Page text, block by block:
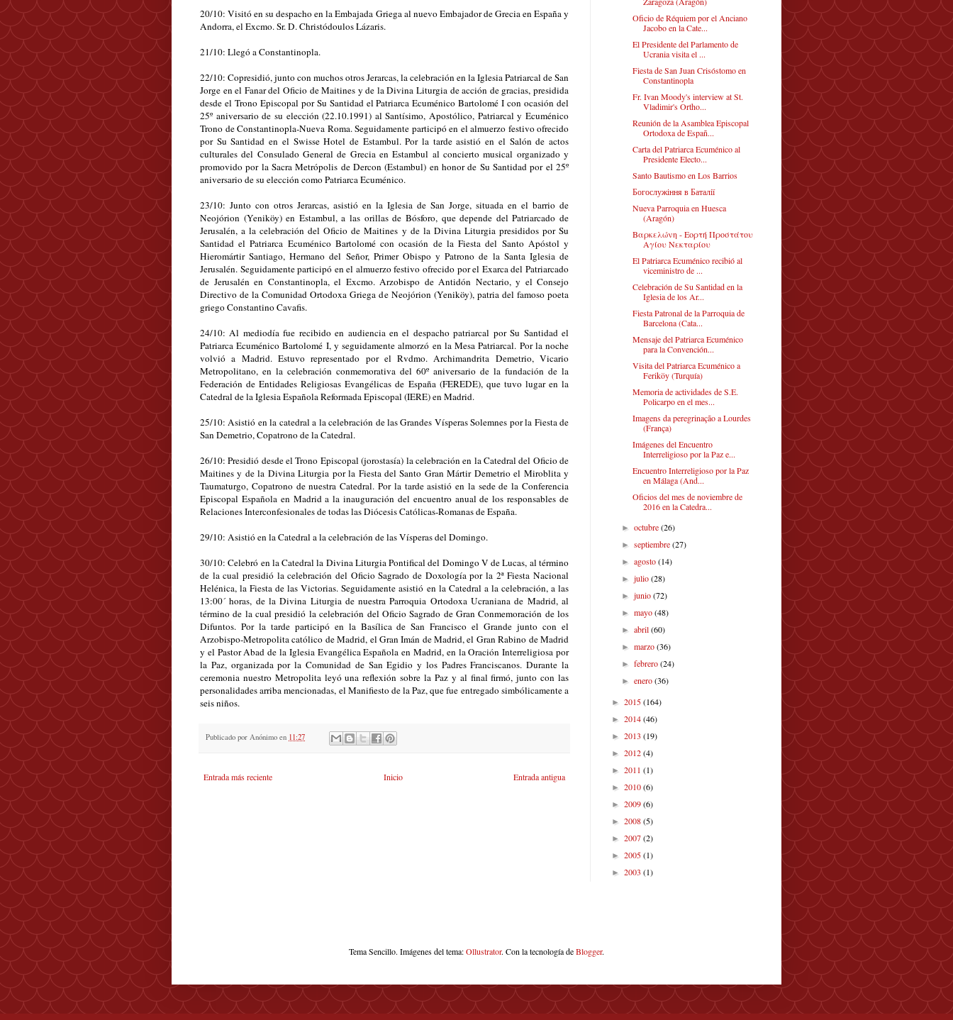
20/10: Visitó en su despacho en la Embajada Griega al nuevo Embajador de Grecia en España y
Andorra, el Excmo. Sr. D. Christódoulos Lázaris.
21/10: Llegó a Constantinopla.
22/10: Copresidió, junto con muchos otros Jerarcas, la celebración en la Iglesia Patriarcal de San
Jorge en el Fanar del Oficio de Maitines y de la Divina Liturgia de acción de gracias, presidida
desde el Trono Episcopal por Su Santidad el Patriarca Ecuménico Bartolomé I con ocasión del
25º aniversario de su elección (22.10.1991) al Santísimo, Apostólico, Patriarcal y Ecuménico
Trono de Constantinopla-Nueva Roma. Seguidamente participó en el almuerzo festivo ofrecido
por Su Santidad en el Swisse Hotel de Estambul. Por la tarde asistió en el Salón de actos
culturales del Consulado General de Grecia en Estambul al concierto musical organizado y
promovido por la Sacra Metrópolis de Dercon (Estambul) en honor de Su Santidad por el 25º
aniversario de su elección como Patriarca Ecuménico.
23/10: Junto con otros Jerarcas, asistió en la Iglesia de San Jorge, situada en el barrio de
Neojórion (Yeniköy) en Estambul, a las orillas de Bósforo, que depende del Patriarcado de
Jerusalén, a la celebración del Oficio de Maitines y de la Divina Liturgia presididos por Su
Santidad el Patriarca Ecuménico Bartolomé con ocasión de la Fiesta del Santo Apóstol y
Hieromártir Santiago, Hermano del Señor, Primer Obispo y Patrono de la Santa Iglesia de
Jerusalén. Seguidamente participó en el almuerzo festivo ofrecido por el Exarca del Patriarcado
de Jerusalén en Constantinopla, el Excmo. Arzobispo de Antidón Nectario, y el Consejo
Directivo de la Comunidad Ortodoxa Griega de Neojórion (Yeniköy), patria del famoso poeta
griego Constantino Cavafis.
24/10: Al mediodía fue recibido en audiencia en el despacho patriarcal por Su Santidad el
Patriarca Ecuménico Bartolomé I, y seguidamente almorzó en la Mesa Patriarcal. Por la noche
volvió a Madrid. Estuvo representado por el Rvdmo. Archimandrita Demetrio, Vicario
Metropolitano, en la celebración conmemorativa del 60º aniversario de la fundación de la
Federación de Entidades Religiosas Evangélicas de España (FEREDE), que tuvo lugar en la
Catedral de la Iglesia Española Reformada Episcopal (IERE) en Madrid.
25/10: Asistió en la catedral a la celebración de las Grandes Vísperas Solemnes por la Fiesta de
San Demetrio, Copatrono de la Catedral.
26/10: Presidió desde el Trono Episcopal (jorostasía) la celebración en la Catedral del Oficio de
Maitines y de la Divina Liturgia por la Fiesta del Santo Gran Mártir Demetrio el Miroblita y
Taumaturgo, Copatrono de nuestra Catedral. Por la tarde asistió en la sede de la Conferencia
Episcopal Española en Madrid a la inauguración del encuentro anual de los responsables de
Relaciones Interconfesionales de todas las Diócesis Católicas-Romanas de España.
29/10: Asistió en la Catedral a la celebración de las Vísperas del Domingo.
30/10: Celebró en la Catedral la Divina Liturgia Pontifical del Domingo V de Lucas, al término
de la cual presidió la celebración del Oficio Sagrado de Doxología por la 2ª Fiesta Nacional
Helénica, la Fiesta de las Victorias. Seguidamente asistió en la Catedral a la celebración, a las
13:00´ horas, de la Divina Liturgia de nuestra Parroquia Ortodoxa Ucraniana de Madrid, al
término de la cual presidió la celebración del Oficio Sagrado de Gran Conmemoración de los
Difuntos. Por la tarde participó en la Basílica de San Francisco el Grande junto con el
Arzobispo-Metropolita católico de Madrid, el Gran Imán de Madrid, el Gran Rabino de Madrid
y el Pastor Abad de la Iglesia Evangélica Española en Madrid, en la Oración Interreligiosa por
la Paz, organizada por la Comunidad de San Egidio y los Padres Franciscanos. Durante la
ceremonia nuestro Metropolita leyó una reflexión sobre la Paz y al final firmó, junto con las
personalidades arriba mencionadas, el Manifiesto de la Paz, que fue entregado simbólicamente a
seis niños.
Publicado por Anónimo en 11:27
Entrada más reciente Entrada antigua
Inicio
Oficio de Réquiem por el Anciano
Jacobo en la Cate...
El Presidente del Parlamento de
Ucrania visita el ...
Fiesta de San Juan Crisóstomo en
Constantinopla
Fr. Ivan Moody's interview at St.
Vladimir's Ortho...
Reunión de la Asamblea Episcopal
Ortodoxa de Españ...
Carta del Patriarca Ecuménico al
Presidente Electo...
Santo Bautismo en Los Barrios
Богослужіння в Баталії
Nueva Parroquia en Huesca
(Aragón)
Βαρκελώνη - Εορτή Προστάτου
Αγίου Νεκταρίου
El Patriarca Ecuménico recibió al
viceministro de ...
Celebración de Su Santidad en la
Iglesia de los Ar...
Fiesta Patronal de la Parroquia de
Barcelona (Cata...
Mensaje del Patriarca Ecuménico
para la Convención...
Visita del Patriarca Ecuménico a
Feriköy (Turquía)
Memoria de actividades de S.E.
Policarpo en el mes...
Imagens da peregrinação a Lourdes
(França)
Imágenes del Encuentro
Interreligioso por la Paz e...
Encuentro Interreligioso por la Paz
en Málaga (And...
Oficios del mes de noviembre de
2016 en la Catedra...
►octubre(26)
►septiembre(27)
►agosto(14)
►julio(28)
►junio(72)
►mayo(48)
►abril(60)
►marzo(36)
►febrero(24)
►enero(36)
► 2015(164)
► 2014(46)
► 2013 (19)
► 2012(4)
► 2011 (1)
► 2010(6)
► 2009(6)
► 2008(5)
► 2007(2)
► 2005(1)
► 2003 (1)
Tema Sencillo. Imágenes del tema:Ollustrator. Con la tecnología deBlogger.